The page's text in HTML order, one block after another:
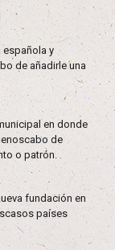
española y
de añadirle una
en donde
de
o patrón.
fundación en
países